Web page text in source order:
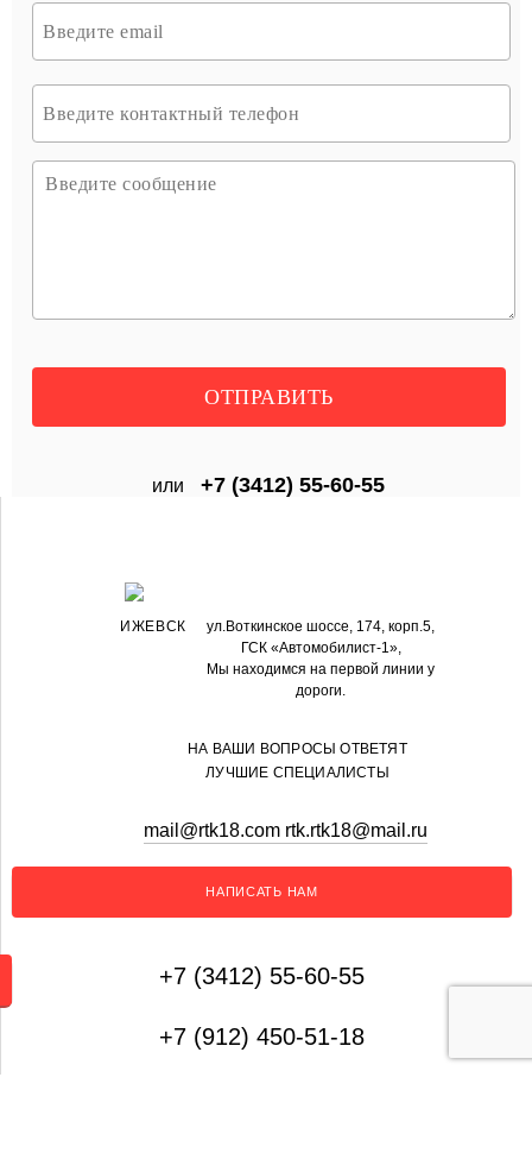
или +7 (3412) 55-60-55
ИЖЕВСК
ул.Воткинское шоссе, 174, корп.5,
ГСК «Автомобилист-1»,
Мы находимся на первой линии у
дороги.
НА ВАШИ ВОПРОСЫ ОТВЕТЯТ
ЛУЧШИЕ СПЕЦИАЛИСТЫ
mail@rtk18.com rtk.rtk18@mail.ru
НАПИСАТЬ НАМ
+7 (3412) 55-60-55
+7 (912) 450-51-18